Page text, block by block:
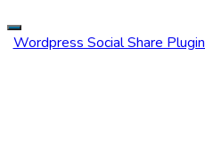
Wordpress Social Share Plugin